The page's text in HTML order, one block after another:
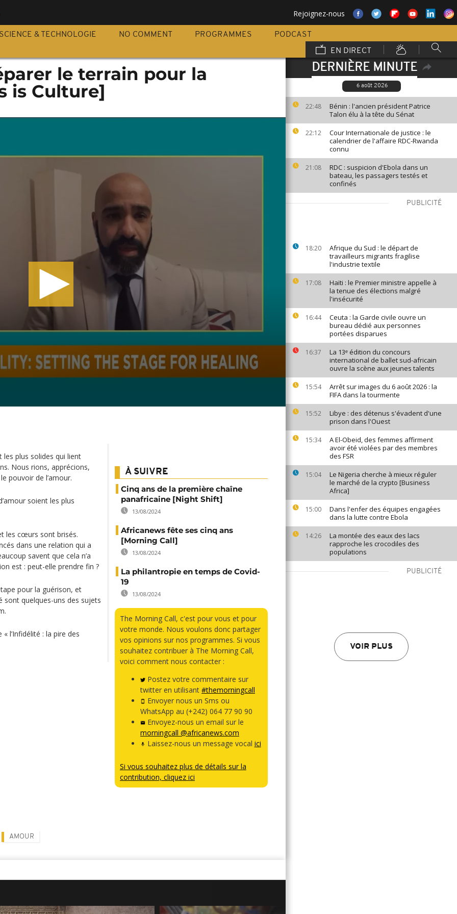
Rejoignez-nous
SCIENCE & TECHNOLOGIE NO COMMENT PROGRAMMES
PODCAST
EN DIRECT
DERNIÈRE MINUTE
6 août 2026
22:48
Bénin : l'ancien président Patrice
Talon élu à la tête du Sénat
22:12
Cour Internationale de justice : le
calendrier de l'affaire RDC-Rwanda
connu
21:08
RDC : suspicion d'Ebola dans un
bateau, les passagers testés et
confinés
PUBLICITÉ
18:20
Afrique du Sud : le départ de
travailleurs migrants fragilise
l'industrie textile
17:08
Haïti : le Premier ministre appelle à
la tenue des élections malgré
l'insécurité
16:44
Ceuta : la Garde civile ouvre un
bureau dédié aux personnes
portées disparues
16:37
La 13ᵉ édition du concours
international de ballet sud-africain
ouvre la scène aux jeunes talents
15:54
Arrêt sur images du 6 août 2026 : la
FIFA dans la tourmente
15:52
Libye : des détenus s'évadent d'une
prison dans l'Ouest
15:34
A El-Obeid, des femmes affirment
avoir été violées par des membres
des FSR
15:04
Le Nigeria cherche à mieux réguler
le marché de la crypto [Business
Africa]
15:00
Dans l'enfer des équipes engagées
dans la lutte contre Ebola
14:26
La montée des eaux des lacs
rapproche les crocodiles des
populations
PUBLICITÉ
VOIR PLUS
le terrain pour la
is Culture]
les plus solides qui lient
Nous rions, apprécions,
pouvoir de l’amour.
soient les plus
les cœurs sont brisés.
dans une relation qui a
savent que cela n’a
est : peut-elle prendre fin ?
pour la guérison, et
sont quelques-uns des sujets
l’Infidélité : la pire des
À SUIVRE
Cinq ans de la première chaîne
panafricaine [Night Shift]
13/08/2024
Africanews fête ses cinq ans
[Morning Call]
13/08/2024
La philantropie en temps de Covid-
19
13/08/2024
The Morning Call, c'est pour vous et pour
votre monde. Nous voulons donc partager
vos opinions sur nos programmes. Si vous
souhaitez contribuer à The Morning Call,
voici comment nous contacter :
Postez votre commentaire sur
twitter en utilisant #themorningcall
Envoyer nous un Sms ou
WhatsApp au (+242) 064 77 90 90
Envoyez-nous un email sur le
morningcall @africanews.com
Laissez-nous un message vocal ici
Si vous souhaitez plus de détails sur la
contribution, cliquez ici
AMOUR